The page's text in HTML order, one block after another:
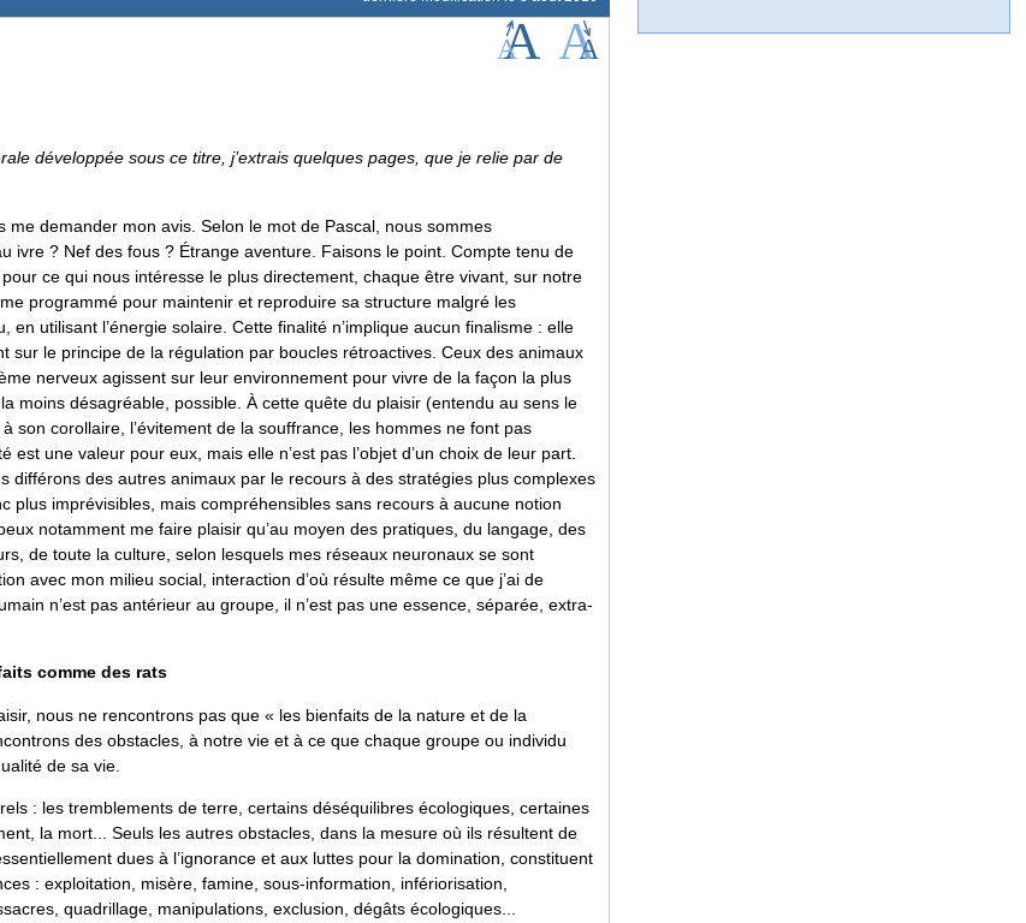
développée sous ce titre, j’extrais quelques pages, que je relie par de
me demander mon avis. Selon le mot de Pascal, nous sommes
ivre ? Nef des fous ? Étrange aventure. Faisons le point. Compte tenu de
ce qui nous intéresse le plus directement, chaque être vivant, sur notre
programmé pour maintenir et reproduire sa structure malgré les
en utilisant l’énergie solaire. Cette finalité n’implique aucun finalisme : elle
sur le principe de la régulation par boucles rétroactives. Ceux des animaux
nerveux agissent sur leur environnement pour vivre de la façon la plus
moins désagréable, possible. À cette quête du plaisir (entendu au sens le
son corollaire, l’évitement de la souffrance, les hommes ne font pas
est une valeur pour eux, mais elle n’est pas l’objet d’un choix de leur part.
différons des autres animaux par le recours à des stratégies plus complexes
plus imprévisibles, mais compréhensibles sans recours à aucune notion
notamment me faire plaisir qu’au moyen des pratiques, du langage, des
de toute la culture, selon lesquels mes réseaux neuronaux se sont
avec mon milieu social, interaction d’où résulte même ce que j’ai de
n’est pas antérieur au groupe, il n’est pas une essence, séparée, extra-
comme des rats
nous ne rencontrons pas que « les bienfaits de la nature et de la
des obstacles, à notre vie et à ce que chaque groupe ou individu
de sa vie.
: les tremblements de terre, certains déséquilibres écologiques, certaines
la mort... Seuls les autres obstacles, dans la mesure où ils résultent de
dues à l’ignorance et aux luttes pour la domination, constituent
: exploitation, misère, famine, sous-information, infériorisation,
quadrillage, manipulations, exclusion, dégâts écologiques...